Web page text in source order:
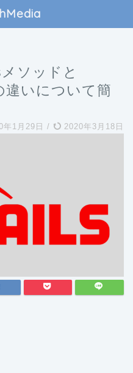
ソッドと
いについて簡
年1月29日 / 2020年3月18日